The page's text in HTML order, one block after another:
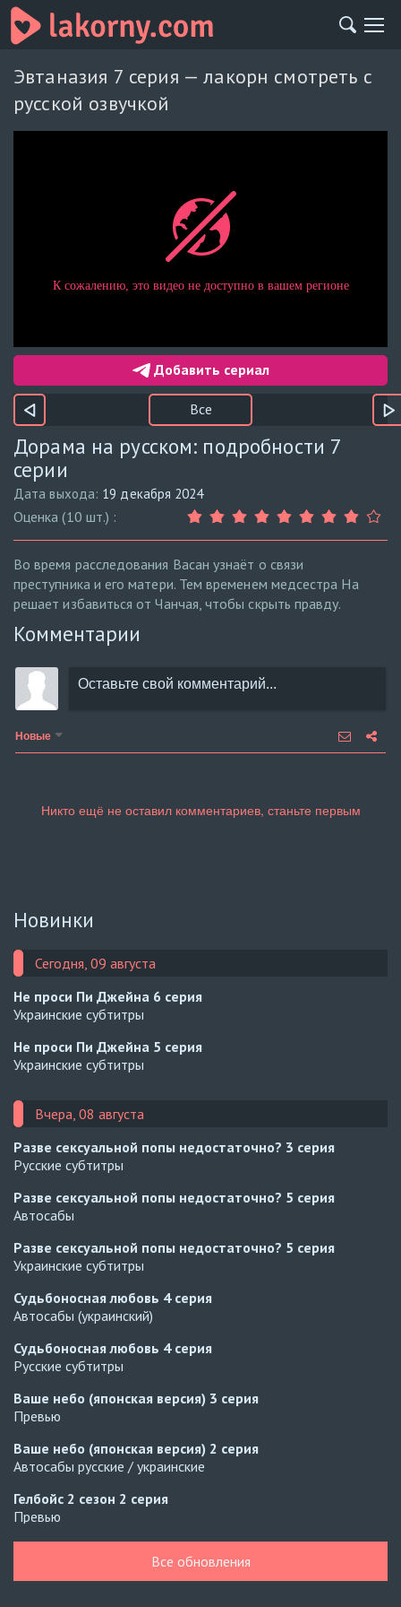
Эвтаназия 7 серия — лакорн смотреть с
русской озвучкой
Добавить сериал
Все
Дорама на русском: подробности 7
серии
Дата выхода: 19 декабря 2024
Оценка (10 шт.) :
Во время расследования Васан узнаёт о связи
преступника и его матери. Тем временем медсестра На
решает избавиться от Чанчая, чтобы скрыть правду.
Комментарии
Новые
Новинки
Сегодня, 09 августа
Не проси Пи Джейна 6 серия
Украинские субтитры
Не проси Пи Джейна 5 серия
Украинские субтитры
Вчера, 08 августа
Разве сексуальной попы недостаточно? 3 серия
Русские субтитры
Разве сексуальной попы недостаточно? 5 серия
Автосабы
Разве сексуальной попы недостаточно? 5 серия
Украинские субтитры
Судьбоносная любовь 4 серия
Автосабы (украинский)
Судьбоносная любовь 4 серия
Русские субтитры
Ваше небо (японская версия) 3 серия
Превью
Ваше небо (японская версия) 2 серия
Автосабы русские / украинские
Гелбойс 2 сезон 2 серия
Превью
Автосабы русские / украинские
Все обновления